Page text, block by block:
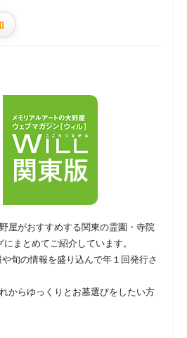
屋がおすすめする関東の霊園・寺院
まとめてご紹介しています。
や旬の情報を盛り込んで年１回発行さ
からゆっくりとお墓選びをしたい方